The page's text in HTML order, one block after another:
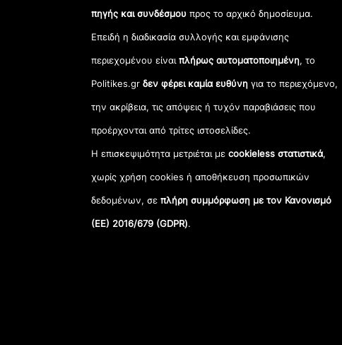
πηγής και συνδέσμου προς το αρχικό δημοσίευμα.
Επειδή η διαδικασία συλλογής και εμφάνισης
περιεχομένου είναιπλήρως αυτοματοποιημένη, το
Politikes.grδεν φέρει καμία ευθύνη για το περιεχόμενο,
την ακρίβεια, τις απόψεις ή τυχόν παραβιάσεις που
προέρχονται από τρίτες ιστοσελίδες.
Η επισκεψιμότητα μετριέται μεcookieless στατιστικά,
χωρίς χρήση cookies ή αποθήκευση προσωπικών
δεδομένων, σεπλήρη συμμόρφωση με τον Κανονισμό
(ΕΕ) 2016/679 (GDPR).